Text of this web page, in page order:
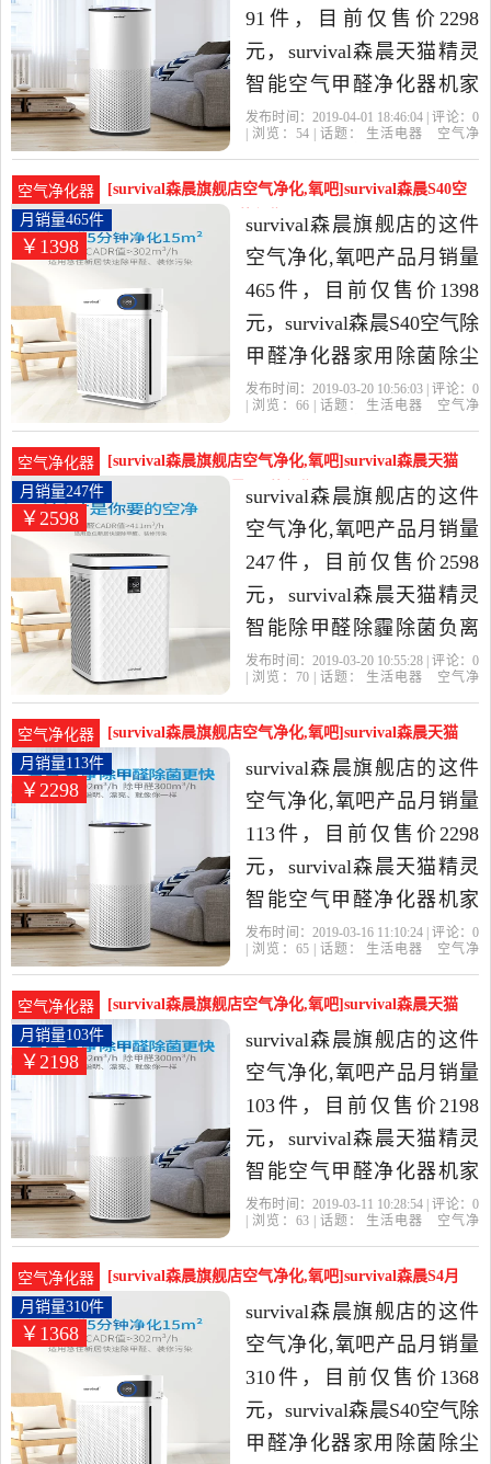
91件，目前仅售价2298
元，survival森晨天猫精灵
智能空气甲醛净化器机家
用除菌除二手烟雾霾是
精选生活电器当中性价比
很高的空气净化,氧吧，由
广东 广州发货。
发布时间：2019-04-01 18:46:04 | 评论： 0
| 浏览： 54| 话题： 生活电器
空气净
空气净化器
[survival森晨旗舰店空气净化,氧吧]survival森晨S40空
气除甲醛月销量465件仅售1398元
￥1398
月销量465件
survival森晨旗舰店的这件
空气净化,氧吧产品月销量
465件，目前仅售价1398
元，survival森晨S40空气除
甲醛净化器家用除菌除尘
除雾霾净化二手烟是2019
生活电器当中性价比很高
的空气净化,氧吧，由广东
广州发货。
发布时间：2019-03-20 10:56:03 | 评论： 0
| 浏览： 66| 话题： 生活电器
空气净
空气净化器
[survival森晨旗舰店空气净化,氧吧]survival森晨天猫
精灵智能除甲月销量247件仅售2598元
￥2598
月销量247件
survival森晨旗舰店的这件
空气净化,氧吧产品月销量
247件，目前仅售价2598
元，survival森晨天猫精灵
智能除甲醛除霾除菌负离
子空气净化器家用是2019
生活电器当中性价比很高
的空气净化,氧吧，由广东
广州发货。
发布时间：2019-03-20 10:55:28 | 评论： 0
| 浏览： 70| 话题： 生活电器
空气净
空气净化器
[survival森晨旗舰店空气净化,氧吧]survival森晨天猫
月销量113件仅售2298元
￥2298
月销量113件
survival森晨旗舰店的这件
空气净化,氧吧产品月销量
113件，目前仅售价2298
元，survival森晨天猫精灵
智能空气甲醛净化器机家
用除菌除二手烟雾霾是
精选生活电器当中性价比
很高的空气净化,氧吧，由
广东 广州发货。
发布时间：2019-03-16 11:10:24 | 评论： 0
| 浏览： 65| 话题： 生活电器
空气净
空气净化器
[survival森晨旗舰店空气净化,氧吧]survival森晨天猫
月销量103件仅售2198元
￥2198
月销量103件
survival森晨旗舰店的这件
空气净化,氧吧产品月销量
103件，目前仅售价2198
元，survival森晨天猫精灵
智能空气甲醛净化器机家
用除菌除二手烟雾霾是
精选生活电器当中性价比
很高的空气净化,氧吧，由
广东 广州发货。
发布时间：2019-03-11 10:28:54 | 评论： 0
| 浏览： 63| 话题： 生活电器
空气净
空气净化器
[survival森晨旗舰店空气净化,氧吧]survival森晨S4月
￥1368
月销量310件
survival森晨旗舰店的这件
空气净化,氧吧产品月销量
310件，目前仅售价1368
元，survival森晨S40空气除
甲醛净化器家用除菌除尘